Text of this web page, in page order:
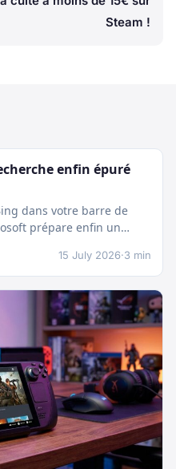
Steam !
enfin épuré
dans votre barre de
prépare enfin un
15 July 2026·3 min